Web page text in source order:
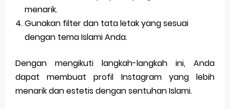
menarik.
Gunakan filter dan tata letak yang sesuai
dengan tema Islami Anda.
Dengan mengikuti langkah-langkah ini, Anda
dapat membuat profil Instagram yang lebih
menarik dan estetis dengan sentuhan Islami.